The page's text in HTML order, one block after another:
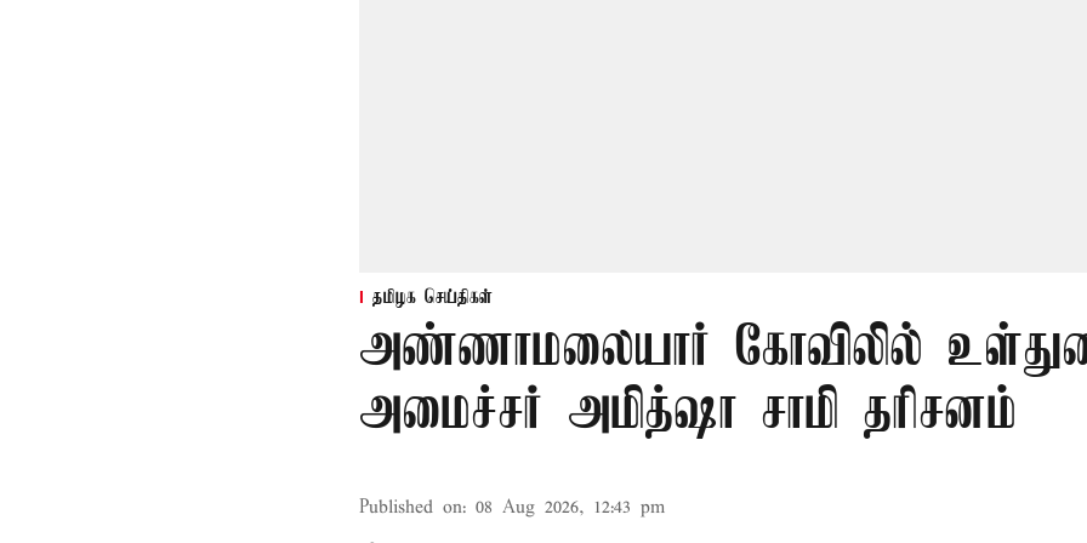
தமிழக செய்திகள்
அண்ணாமலையார் கோவிலில்
அமைச்சர் அமித்ஷா சாமி தரிசனம்
Published on: 08 Aug 2026, 12:43 pm